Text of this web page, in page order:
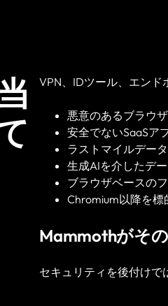
VPN、IDツール、エンド
悪意のあるブラウ
安全でないSaaSア
ラストマイルデー
生成AIを介したデ
ブラウザベースの
Chromium以降を
Mammothがそ
セキュリティを後付けで